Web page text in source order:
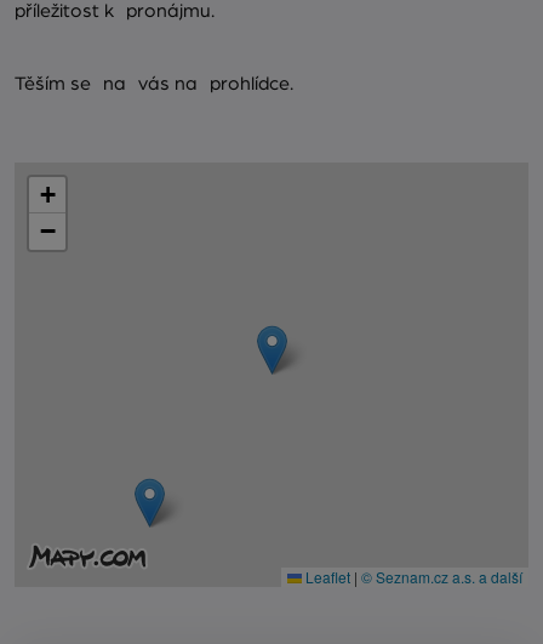
příležitost k pronájmu.
Těším se na vás na prohlídce.
+
−
Leaflet | © Seznam.cz a.s. a další